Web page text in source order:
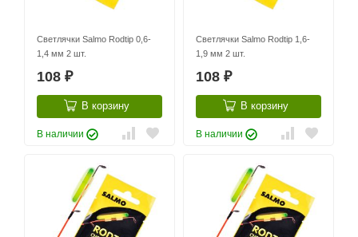
Светлячки Salmo Rodtip 0,6-
1,4 мм 2 шт.
108 ₽
В корзину
В наличии
Светлячки Salmo Rodtip 1,6-
1,9 мм 2 шт.
108 ₽
В корзину
В наличии